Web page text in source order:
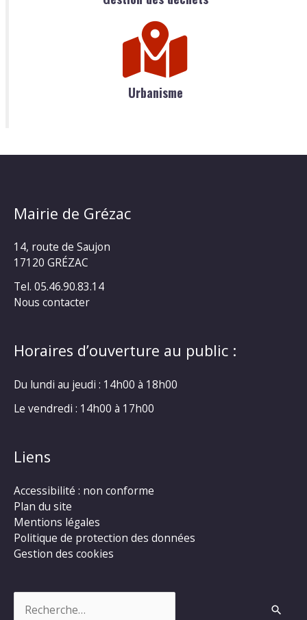
Urbanisme
Mairie de Grézac
14, route de Saujon
17120 GRÉZAC
Tel. 05.46.90.83.14
Nous contacter
Horaires d’ouverture au public :
Du lundi au jeudi : 14h00 à 18h00
Le vendredi : 14h00 à 17h00
Liens
Accessibilité : non conforme
Plan du site
Mentions légales
Politique de protection des données
Gestion des cookies